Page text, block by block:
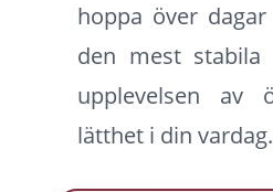
hoppa över
den mest stabila
upplevelsen av
lätthet i din vardag.